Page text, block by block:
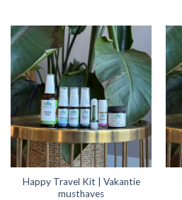
Happy Travel Kit | Vakantie
musthaves